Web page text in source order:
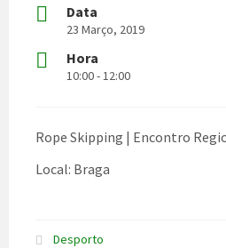
Data
23 Março, 2019
Hora
10:00 - 12:00
Rope Skipping | Encontro
Local: Braga
Desporto